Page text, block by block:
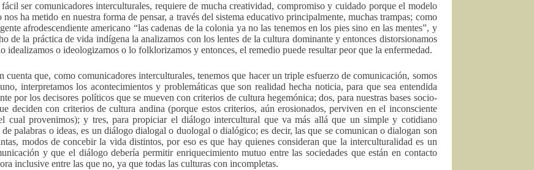
ser comunicadores interculturales, requiere de mucha creatividad, compromiso y cuidado porque el modelo
nos ha metido en nuestra forma de pensar, a través del sistema educativo principalmente, muchas trampas; como
afrodescendiente americano “las cadenas de la colonia ya no las tenemos en los pies sino en las mentes”, y
de la práctica de vida indígena la analizamos con los lentes de la cultura dominante y entonces distorsionamos
idealizamos o ideologizamos o lo folklorizamos y entonces, el remedio puede resultar peor que la enfermedad.
cuenta que, como comunicadores interculturales, tenemos que hacer un triple esfuerzo de comunicación, somos
interpretamos los acontecimientos y problemáticas que son realidad hecha noticia, para que sea entendida
por los decisores políticos que se mueven con criterios de cultura hegemónica; dos, para nuestras bases socio-
deciden con criterios de cultura andina (porque estos criterios, aún erosionados, perviven en el inconsciente
cual provenimos); y tres, para propiciar el diálogo intercultural que va más allá que un simple y cotidiano
palabras o ideas, es un diálogo dialogal o duologal o dialógico; es decir, las que se comunican o dialogan son
modos de concebir la vida distintos, por eso es que hay quienes consideran que la interculturalidad es un
y que el diálogo debería permitir enriquecimiento mutuo entre las sociedades que están en contacto
inclusive entre las que no, ya que todas las culturas con incompletas.